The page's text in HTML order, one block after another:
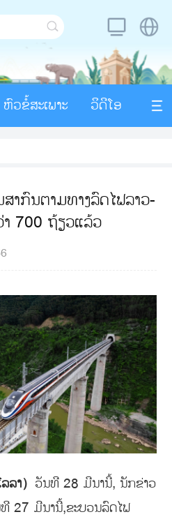
ຫົວຂໍ້ສະເພາະ ວິດີໂອ
າກົນຕາມທາງລົດໄຟລາວ-
700 ຖ້ຽວແລ້ວ
າ） ວັນທີ 28 ມີນານີ້, ນັກຂ່າວ
27 ມີນານີ້,ຂະບວນລົດໄຟ